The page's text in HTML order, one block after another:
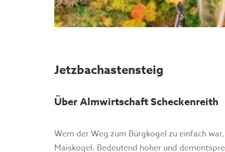
Jetzbachastensteig
Über Almwirtschaft Scheckenreith
Wem der Weg zum Bürgkogel zu einfach
Maiskogel. Bedeutend höher und